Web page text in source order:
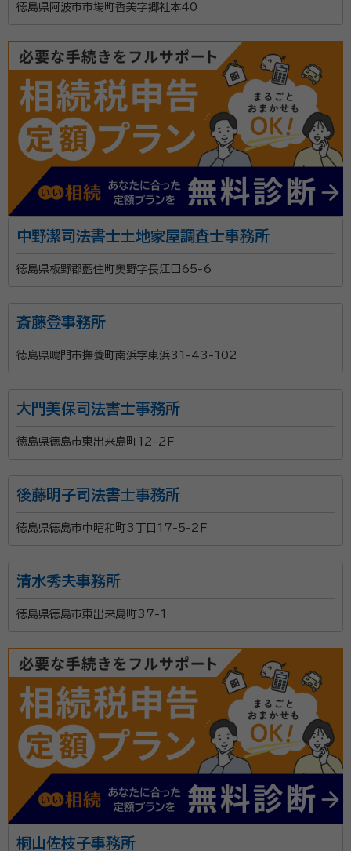
徳島県阿波市市場町香美字郷社本40
中野潔司法書士土地家屋調査士事務所
徳島県板野郡藍住町奥野字長江口65-6
斎藤登事務所
徳島県鳴門市撫養町南浜字東浜31-43-102
大門美保司法書士事務所
徳島県徳島市東出来島町12-2Ｆ
後藤明子司法書士事務所
徳島県徳島市中昭和町3丁目17-5-2Ｆ
清水秀夫事務所
徳島県徳島市東出来島町37-1
桐山佐枝子事務所